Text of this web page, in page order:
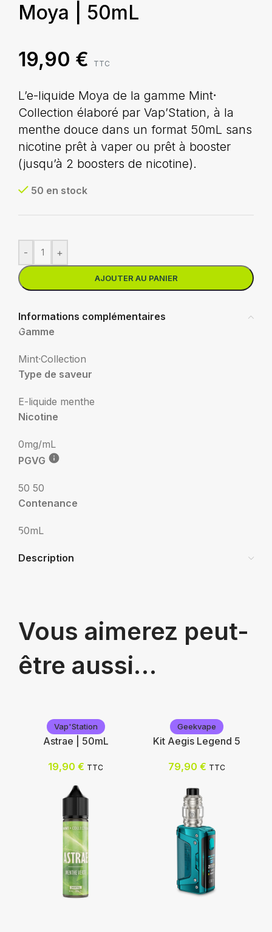
Moya | 50mL
19,90 € TTC
L’e-liquide Moya de la gamme Mint⸱
Collection élaboré par Vap’Station, à la
menthe douce dans un format 50mL sans
nicotine prêt à vaper ou prêt à booster
(jusqu’à 2 boosters de nicotine).
50 en stock
- +
AJOUTER AU PANIER
Informations complémentaires
Gamme
Mint⸱Collection
Type de saveur
E-liquide menthe
Nicotine
0mg/mL
PGVG
50 50
Contenance
50mL
Description
Vous aimerez peut-
être aussi…
Vap'Station
Astrae | 50mL
19,90 € TTC
Geekvape
Kit Aegis Legend 5
79,90 € TTC